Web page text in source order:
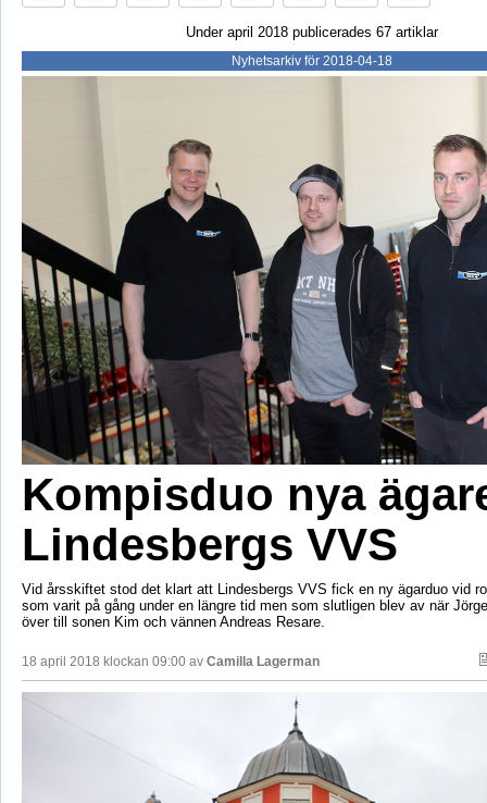
Under april 2018 publicerades 67 artiklar
Nyhetsarkiv för 2018-04-18
Kompisduo nya
Lindesbergs VVS
Vid årsskiftet stod det klart att Lindesbergs VVS fick en ny ägarduo vid
som varit på gång under en längre tid men som slutligen blev av när
över till sonen Kim och vännen Andreas Resare.
18 april 2018 klockan 09:00 av Camilla Lagerman